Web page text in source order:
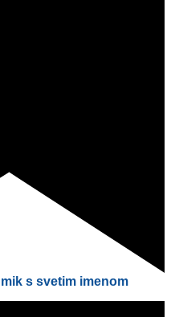
s svetim imenom